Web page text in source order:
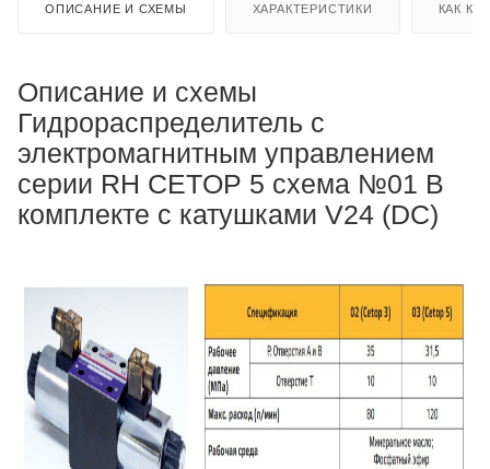
ОПИСАНИЕ И СХЕМЫ ХАРАКТЕРИСТИКИ КАК
Описание и схемы
Гидрораспределитель с
электромагнитным управлением
серии RH CETOP 5 схема №01 В
комплекте с катушками V24 (DC)